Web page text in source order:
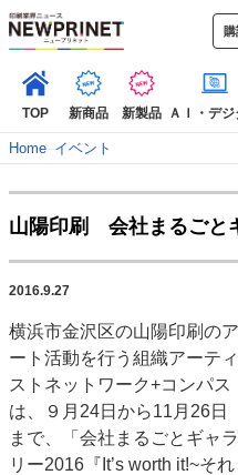
TOP 新商品 新製品 ＡＩ・デジ
インタビュー
コレクシ
新商品 新製品 ＡＩ・デジタル
SDGs・地域
ポストプレス ビ
市場・統計
人事・移転・異動・訃
特集記事カテゴリー一覧
Home–イベント
山陽印刷 会社まるごと
2016.9.27
横浜市金沢区の山陽印刷のア
ート活動を行う組織アーティ
ストネットワーク+コンパス
は、９月24日から11月26日
まで、「会社まるごとギャラ
リー2016『It’s worth it!~それ